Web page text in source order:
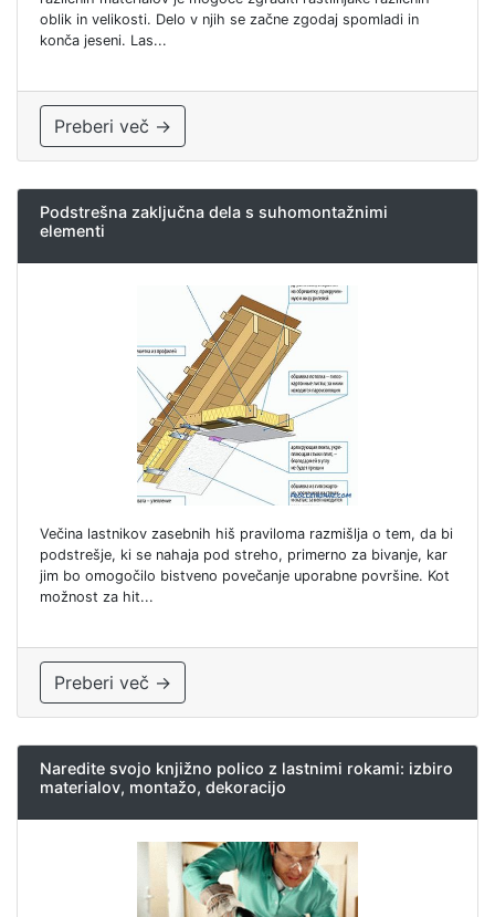
oblik in velikosti. Delo v njih se začne zgodaj spomladi in
konča jeseni. Las...
Preberi več →
Podstrešna zaključna dela s suhomontažnimi
elementi
Večina lastnikov zasebnih hiš praviloma razmišlja o tem, da bi
podstrešje, ki se nahaja pod streho, primerno za bivanje, kar
jim bo omogočilo bistveno povečanje uporabne površine. Kot
možnost za hit...
Preberi več →
Naredite svojo knjižno polico z lastnimi rokami: izbiro
materialov, montažo, dekoracijo